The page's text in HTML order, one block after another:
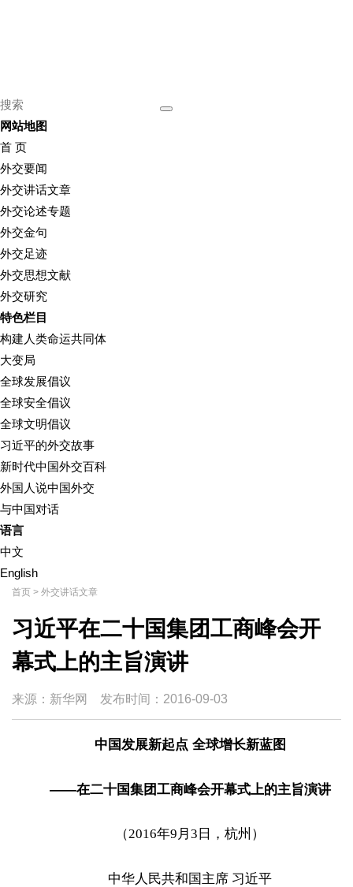
网站地图
首 页
外交要闻
外交讲话文章
外交论述专题
外交金句
外交足迹
外交思想文献
外交研究
特色栏目
构建人类命运共同体
大变局
全球发展倡议
全球安全倡议
全球文明倡议
习近平的外交故事
新时代中国外交百科
外国人说中国外交
与中国对话
语言
中文
English
首页 > 外交讲话文章
习近平在二十国集团工商峰会开
幕式上的主旨演讲
来源：新华网 发布时间： 2016-09-03
中国发展新起点 全球增长新蓝图
——在二十国集团工商峰会开幕式上的主旨演讲
（2016年9月3日，杭州）
中华人民共和国主席 习近平